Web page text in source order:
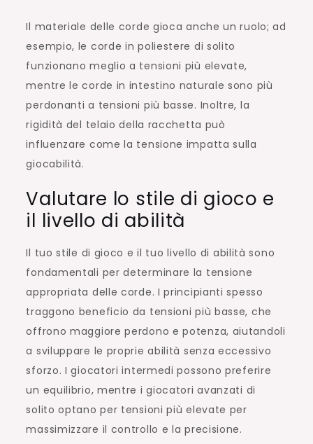
Il materiale delle corde gioca anche un ruolo; ad
esempio, le corde in poliestere di solito
funzionano meglio a tensioni più elevate,
mentre le corde in intestino naturale sono più
perdonanti a tensioni più basse. Inoltre, la
rigidità del telaio della racchetta può
influenzare come la tensione impatta sulla
giocabilità.
Valutare lo stile di gioco e
il livello di abilità
Il tuo stile di gioco e il tuo livello di abilità sono
fondamentali per determinare la tensione
appropriata delle corde. I principianti spesso
traggono beneficio da tensioni più basse, che
offrono maggiore perdono e potenza, aiutandoli
a sviluppare le proprie abilità senza eccessivo
sforzo. I giocatori intermedi possono preferire
un equilibrio, mentre i giocatori avanzati di
solito optano per tensioni più elevate per
massimizzare il controllo e la precisione.